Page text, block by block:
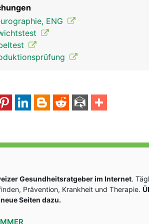
Frau Hirnnerven
ENG
Gesundheitsratgeber im Internet.
Prävention, Krankheit und Therapie.
Seiten dazu.